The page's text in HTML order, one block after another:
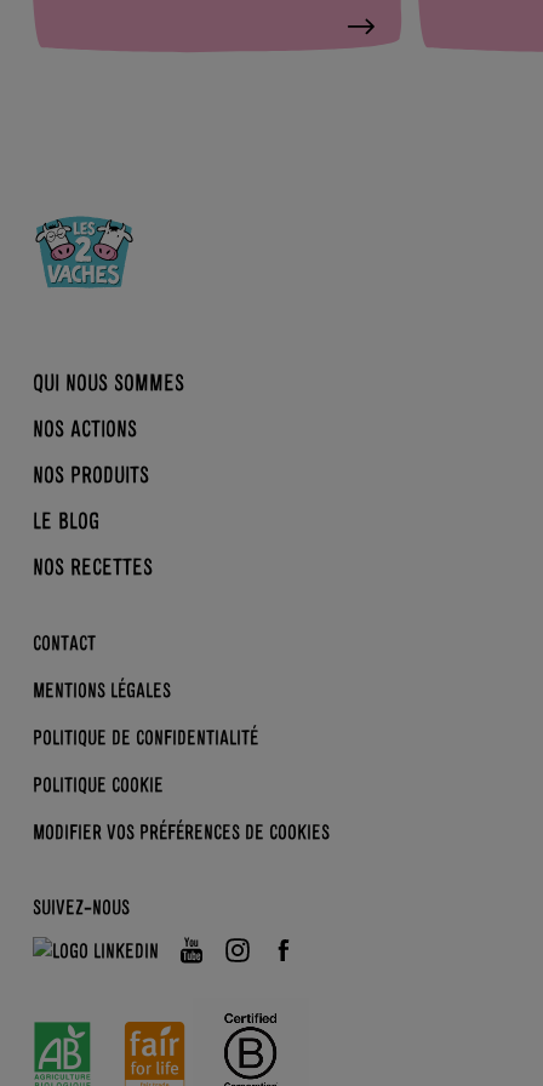
QUI NOUS SOMMES
NOTRE HISTOIRE
BIO, NORMAND, ÉQUITABLE
B CORP
NOS ACTIONS
LA CONVERSION EN BIO
REINE MATHILDE
DDM
NOS PRODUITS
BRASSÉS
DESSERTS
ENFANTS
LE BLOG
NOS ACTUS
LES BONS GESTES
DERRIÈRE L’ÉTIQUETTE
NOS RECETTES
CONTACT
MENTIONS LÉGALES
POLITIQUE DE CONFIDENTIALITÉ
POLITIQUE COOKIE
MODIFIER VOS PRÉFÉRENCES DE COOKIES
SUIVEZ-NOUS